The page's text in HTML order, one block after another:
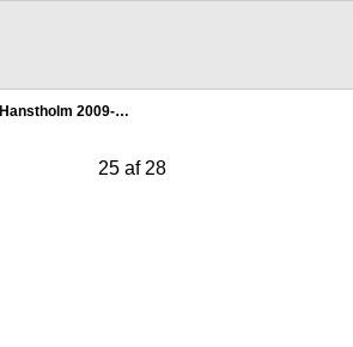
Hanstholm 2009-…
25 af 28